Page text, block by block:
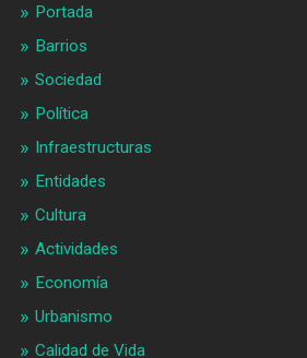
Portada
Barrios
Sociedad
Política
Infraestructuras
Entidades
Cultura
Actividades
Economía
Urbanismo
Calidad de Vida